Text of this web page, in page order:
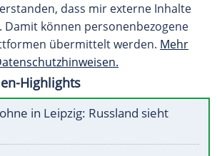
dass mir externe Inhalte
Damit können personenbezogene
übermittelt werden. Mehr
Highlights
in Leipzig: Russland sieht